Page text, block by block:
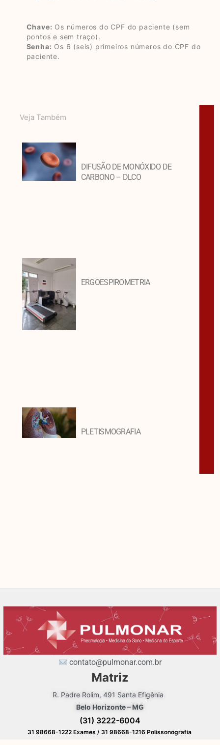
Chave: Os números do CPF do paciente (sem
pontos e sem traço).
Senha: Os 6 (seis) primeiros números do CPF do
paciente.
Veja Também
DIFUSÃO DE MONÓXIDO DE
CARBONO – DLCO
ERGOESPIROMETRIA
PLETISMOGRAFIA
contato@pulmonar.com.br
Matriz
R. Padre Rolim, 491 Santa Efigênia
Belo Horizonte – MG
(31) 3222-6004
31 98668-1222 Exames / 31 98668-1216 Polissonografia